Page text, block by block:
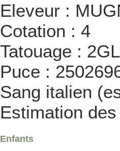
Eleveur :
Cotation : 4
Tatouage :
Puce :
Sang italien
Estimation
Enfants